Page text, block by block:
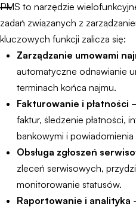
PMS to narzędzie
zadań związanych z
kluczowych funkcji zalicza się:
Zarządzanie umowami
automatyczne odnawianie
terminach końca najmu.
Fakturowanie i płatności
faktur, śledzenie płatności,
bankowymi i powiadomienia
Obsługa zgłoszeń
zleceń serwisowych,
monitorowanie statusów.
Raportowanie i analityka